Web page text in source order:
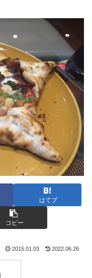
はてブ
コピー
2015.01.03 2022.06.26